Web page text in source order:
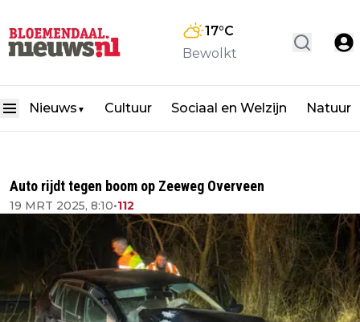
17°C
Bewolkt
Nieuws ▼ Cultuur Sociaal en Welzijn Natuur
Auto rijdt tegen boom op Zeeweg Overveen
19 MRT 2025, 8:10•112